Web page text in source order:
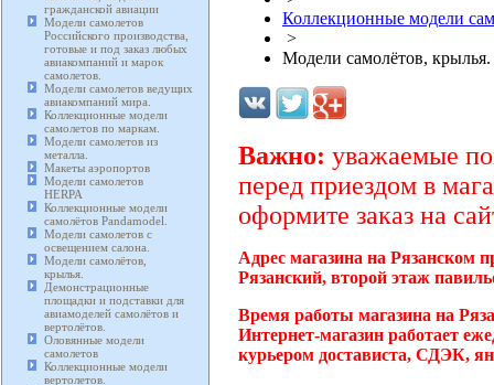
гражданской авиации
Модели самолетов
Российского производства,
готовые и под заказ любых
авиакомпаний и марок
самолетов.
Модели самолетов ведущих
авиакомпаний мира.
Коллекционные модели
самолетов по маркам.
Модели самолетов из
металла.
Макеты аэропортов
Модели самолетов
HERPA
Коллекционные модели
самолётов Pandamodel.
Модели самолетов с
освещением салона.
Модели самолётов,
крылья.
Демонстрационные
площадки и подставки для
авиамоделей самолётов и
вертолётов.
Оловянные модели
самолетов
Коллекционные модели
вертолетов.
Коллекционные модели
>
Модели самолётов, крылья.
Важно: уважаемые
перед приездом в
оформите заказ на
Адрес магазина на Рязанском
Рязанский, второй этаж
Время работы магазина на
Интернет-магазин работает
курьером достависта, СДЭК,